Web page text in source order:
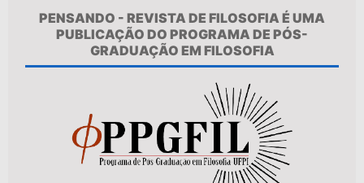
PENSANDO - REVISTA DE FILOSOFIA É UMA
PUBLICAÇÃO DO PROGRAMA DE PÓS-
GRADUAÇÃO EM FILOSOFIA